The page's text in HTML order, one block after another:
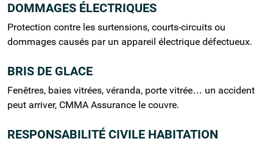
DOMMAGES ÉLECTRIQUES
Protection contre les surtensions, courts-circuits ou
dommages causés par un appareil électrique défectueux.
BRIS DE GLACE
Fenêtres, baies vitrées, véranda, porte vitrée… un accident
peut arriver, CMMA Assurance le couvre.
RESPONSABILITÉ CIVILE HABITATION